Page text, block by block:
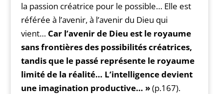
la passion créatrice pour le possible… Elle est
référée à l’avenir, à l’avenir du Dieu qui
vient… Car l’avenir de Dieu est le royaume
sans frontières des possibilités créatrices,
tandis que le passé représente le royaume
limité de la réalité… L’intelligence devient
une imagination productive… »(p.167).